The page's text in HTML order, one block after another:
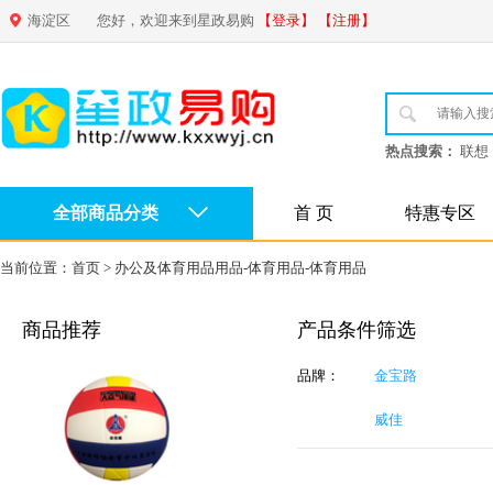
海淀区 您好，欢迎来到星政易购 【登录】 【注册】
热点搜索： 联想
全部商品分类 首 页 特惠专区
当前位置： 首页 > 办公及体育用品用品-体育用品-体育用品
商品推荐 产品条件筛选
品牌： 金宝路
威佳